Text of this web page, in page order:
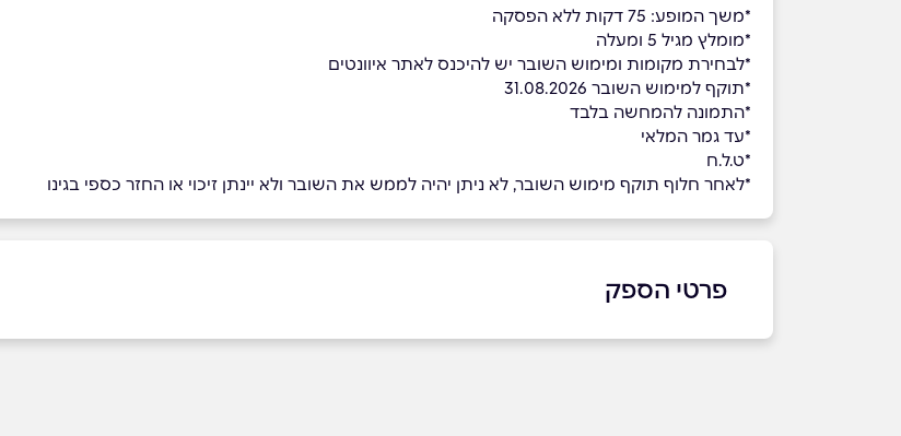
*משך המופע: 75 דקות ללא הפסקה
*מומלץ מגיל 5 ומעלה
*לבחירת מקומות ומימוש השובר יש להיכנס לאתר איוונטים
*תוקף למימוש השובר 31.08.2026
*התמונה להמחשה בלבד
*עד גמר המלאי
*ט.ל.ח
*לאחר חלוף תוקף מימוש השובר, לא ניתן יהיה לממש את השובר ולא יינתן זיכוי או החזר כספי בגינו
פרטי הספק